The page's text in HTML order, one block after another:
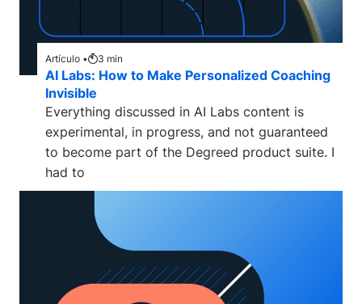
Artículo • 3 min
AI Labs: How to Make Personalized Coaching
Invisible
Everything discussed in AI Labs content is
experimental, in progress, and not guaranteed
to become part of the Degreed product suite. I
had to